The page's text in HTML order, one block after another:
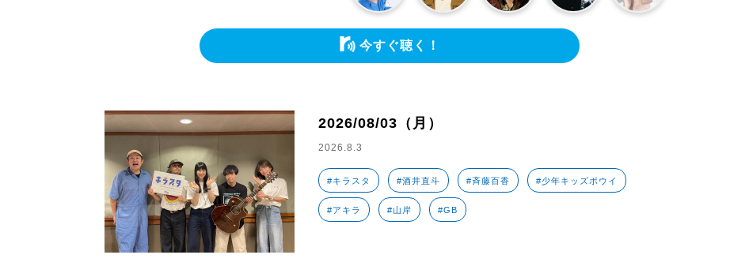
今すぐ聴く！
2026/08/03（月）
2026.8.3
#キラスタ #酒井直斗 #斉藤百香 #少年キッズボウイ
#アキラ #山岸 #GB